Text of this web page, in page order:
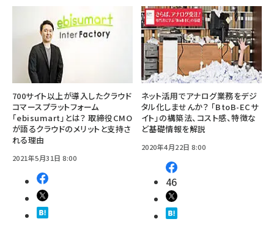
700サイト以上が導入したクラウド
コマースプラットフォーム
「ebisumart」とは？ 取締役CMO
が語るクラウドのメリットと支持さ
れる理由
2021年5月31日 8:00
ネット活用でアナログ業務をデジ
タル化しませんか？ 「BtoB-ECサ
イト」の構築法、コスト感、特徴な
ど基礎情報を解説
2020年4月22日 8:00
46